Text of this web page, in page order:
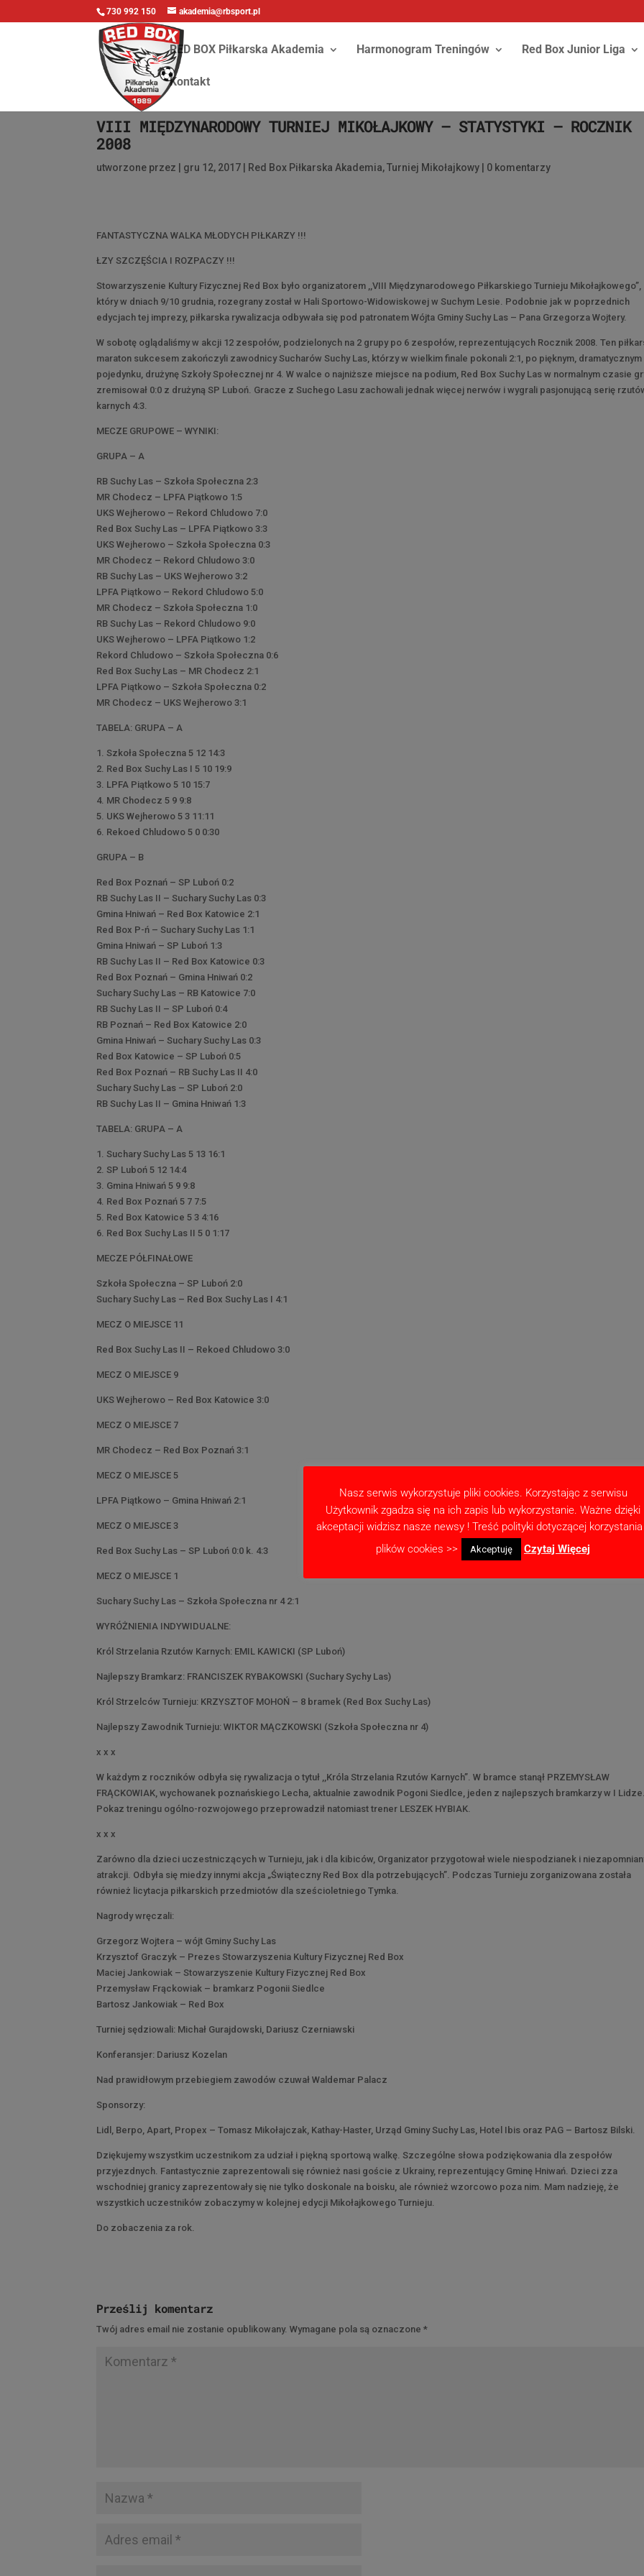
730 992 150 akademia@rbsport.pl
RED BOX Piłkarska Akademia Harmonogram Treningów Red Box Junior Liga
Kontakt
VIII MIĘDZYNARODOWY TURNIEJ MIKOŁAJKOWY – STATYSTYKI – ROCZNIK
2008
utworzone przez gru 12, 2017 Red Box Piłkarska Akademia,Turniej Mikołajkowy 0 komentarzy
FANTASTYCZNA WALKA MŁODYCH PIŁKARZY !!!
ŁZY SZCZĘŚCIA I ROZPACZY !!!
Stowarzyszenie Kultury Fizycznej Red Box było organizatorem ,,VIII Międzynarodowego Piłkarskiego Turnieju Mikołajkowego”,
który w dniach 9/10 grudnia, rozegrany został w Hali Sportowo-Widowiskowej w Suchym Lesie. Podobnie jak w poprzednich
edycjach tej imprezy, piłkarska rywalizacja odbywała się pod patronatem Wójta Gminy Suchy Las – Pana Grzegorza Wojtery.
W sobotę oglądaliśmy w akcji 12 zespołów, podzielonych na 2 grupy po 6 zespołów, reprezentujących Rocznik 2008. Ten
maraton sukcesem zakończyli zawodnicy Sucharów Suchy Las, którzy w wielkim finale pokonali 2:1, po pięknym, dramatycznym
pojedynku, drużynę Szkoły Społecznej nr 4. W walce o najniższe miejsce na podium, Red Box Suchy Las w normalnym czasie
zremisował 0:0 z drużyną SP Luboń. Gracze z Suchego Lasu zachowali jednak więcej nerwów i wygrali pasjonującą serię
karnych 4:3.
MECZE GRUPOWE – WYNIKI:
GRUPA – A
RB Suchy Las – Szkoła Społeczna 2:3
MR Chodecz – LPFA Piątkowo 1:5
UKS Wejherowo – Rekord Chludowo 7:0
Red Box Suchy Las – LPFA Piątkowo 3:3
UKS Wejherowo – Szkoła Społeczna 0:3
MR Chodecz – Rekord Chludowo 3:0
RB Suchy Las – UKS Wejherowo 3:2
LPFA Piątkowo – Rekord Chludowo 5:0
MR Chodecz – Szkoła Społeczna 1:0
RB Suchy Las – Rekord Chludowo 9:0
UKS Wejherowo – LPFA Piątkowo 1:2
Rekord Chludowo – Szkoła Społeczna 0:6
Red Box Suchy Las – MR Chodecz 2:1
LPFA Piątkowo – Szkoła Społeczna 0:2
MR Chodecz – UKS Wejherowo 3:1
TABELA: GRUPA – A
1. Szkoła Społeczna 5 12 14:3
2. Red Box Suchy Las I 5 10 19:9
3. LPFA Piątkowo 5 10 15:7
4. MR Chodecz 5 9 9:8
5. UKS Wejherowo 5 3 11:11
6. Rekoed Chludowo 5 0 0:30
GRUPA – B
Red Box Poznań – SP Luboń 0:2
RB Suchy Las II – Suchary Suchy Las 0:3
Gmina Hniwań – Red Box Katowice 2:1
Red Box P-ń – Suchary Suchy Las 1:1
Gmina Hniwań – SP Luboń 1:3
RB Suchy Las II – Red Box Katowice 0:3
Red Box Poznań – Gmina Hniwań 0:2
Suchary Suchy Las – RB Katowice 7:0
RB Suchy Las II – SP Luboń 0:4
RB Poznań – Red Box Katowice 2:0
Gmina Hniwań – Suchary Suchy Las 0:3
Red Box Katowice – SP Luboń 0:5
Red Box Poznań – RB Suchy Las II 4:0
Suchary Suchy Las – SP Luboń 2:0
RB Suchy Las II – Gmina Hniwań 1:3
TABELA: GRUPA – A
1. Suchary Suchy Las 5 13 16:1
2. SP Luboń 5 12 14:4
3. Gmina Hniwań 5 9 9:8
4. Red Box Poznań 5 7 7:5
5. Red Box Katowice 5 3 4:16
6. Red Box Suchy Las II 5 0 1:17
MECZE PÓŁFINAŁOWE
Szkoła Społeczna – SP Luboń 2:0
Suchary Suchy Las – Red Box Suchy Las I 4:1
MECZ O MIEJSCE 11
Red Box Suchy Las II – Rekoed Chludowo 3:0
MECZ O MIEJSCE 9
UKS Wejherowo – Red Box Katowice 3:0
MECZ O MIEJSCE 7
MR Chodecz – Red Box Poznań 3:1
MECZ O MIEJSCE 5
LPFA Piątkowo – Gmina Hniwań 2:1
MECZ O MIEJSCE 3
Red Box Suchy Las – SP Luboń 0:0 k. 4:3
MECZ O MIEJSCE 1
Suchary Suchy Las – Szkoła Społeczna nr 4 2:1
WYRÓŻNIENIA INDYWIDUALNE:
Król Strzelania Rzutów Karnych: EMIL KAWICKI (SP Luboń)
Najlepszy Bramkarz: FRANCISZEK RYBAKOWSKI (Suchary Sychy Las)
Król Strzelców Turnieju: KRZYSZTOF MOHOŃ – 8 bramek (Red Box Suchy Las)
Najlepszy Zawodnik Turnieju: WIKTOR MĄCZKOWSKI (Szkoła Społeczna nr 4)
x x x
W każdym z roczników odbyła się rywalizacja o tytuł ,,Króla Strzelania Rzutów Karnych”. W bramce stanął PRZEMYSŁAW
FRĄCKOWIAK, wychowanek poznańskiego Lecha, aktualnie zawodnik Pogoni Siedlce, jeden z najlepszych bramkarzy w I
Pokaz treningu ogólno-rozwojowego przeprowadził natomiast trener LESZEK HYBIAK.
x x x
Zarówno dla dzieci uczestniczących w Turnieju, jak i dla kibiców, Organizator przygotował wiele niespodzianek i
atrakcji. Odbyła się miedzy innymi akcja „Świąteczny Red Box dla potrzebujących”. Podczas Turnieju zorganizowana została
również licytacja piłkarskich przedmiotów dla sześcioletniego Tymka.
Nagrody wręczali:
Grzegorz Wojtera – wójt Gminy Suchy Las
Krzysztof Graczyk – Prezes Stowarzyszenia Kultury Fizycznej Red Box
Maciej Jankowiak – Stowarzyszenie Kultury Fizycznej Red Box
Przemysław Frąckowiak – bramkarz Pogonii Siedlce
Bartosz Jankowiak – Red Box
Turniej sędziowali: Michał Gurajdowski, Dariusz Czerniawski
Konferansjer: Dariusz Kozelan
Nad prawidłowym przebiegiem zawodów czuwał Waldemar Palacz
Sponsorzy:
Lidl, Berpo, Apart, Propex – Tomasz Mikołajczak, Kathay-Haster, Urząd Gminy Suchy Las, Hotel Ibis oraz PAG – Bartosz Bilski.
Dziękujemy wszystkim uczestnikom za udział i piękną sportową walkę. Szczególne słowa podziękowania dla zespołów
przyjezdnych. Fantastycznie zaprezentowali się również nasi goście z Ukrainy, reprezentujący Gminę Hniwań. Dzieci zza
wschodniej granicy zaprezentowały się nie tylko doskonale na boisku, ale również wzorcowo poza nim. Mam nadzieję, że
wszystkich uczestników zobaczymy w kolejnej edycji Mikołajkowego Turnieju.
Do zobaczenia za rok.
Prześlij komentarz
Twój adres email nie zostanie opublikowany. Wymagane pola są oznaczone*
Nasz serwis wykorzystuje pliki cookies. Korzystając z serwisu
Użytkownik zgadza się na ich zapis lub wykorzystanie. Ważne dzięki
akceptacji widzisz nasze newsy ! Treść polityki dotyczącej
plików cookies >>
Akceptuję Czytaj Więcej